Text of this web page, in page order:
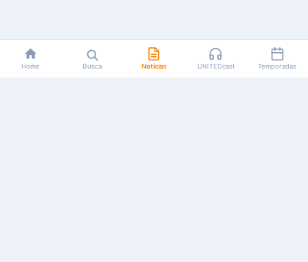
Home Busca Notícias UNITEDcast Temporadas